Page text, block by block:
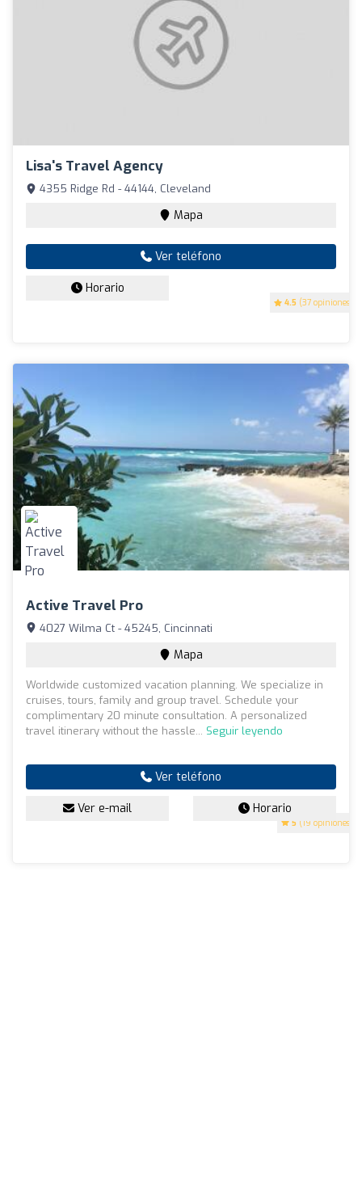
Lisa's Travel Agency
4.5 (37 opiniones)
4355 Ridge Rd - 44144, Cleveland
Mapa
Ver teléfono
Horario
Active Travel Pro
5 (19 opiniones)
4027 Wilma Ct - 45245, Cincinnati
Mapa
Worldwide customized vacation planning. We specialize in
cruises, tours, family and group travel. Schedule your
complimentary 20 minute consultation. A personalized
travel itinerary without the hassle... Seguir leyendo
Ver teléfono
Ver e-mail Horario